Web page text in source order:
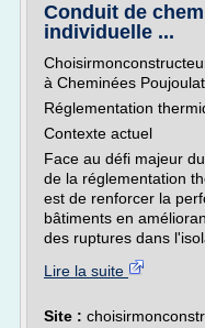
Conduit de
individuelle ...
à Cheminées Poujoulat
Réglementation
Contexte actuel
Face au défi majeur
de la réglementation
est de renforcer la
bâtiments en
des ruptures dans
Lire la suite
Site :